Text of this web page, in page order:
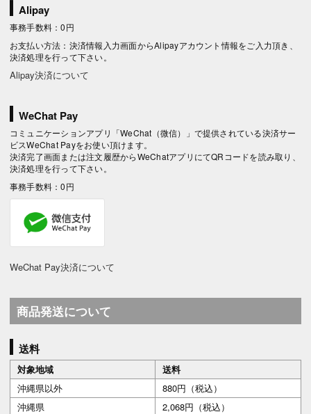
Alipay
事務手数料：0円
お支払い方法：決済情報入力画面からAlipayアカウント情報をご入力頂き、
決済処理を行って下さい。
Alipay決済について
WeChat Pay
コミュニケーションアプリ「WeChat（微信）」で提供されている決済サー
ビスWeChat Payをお使い頂けます。
決済完了画面または注文履歴からWeChatアプリにてQRコードを読み取り、
決済処理を行って下さい。
事務手数料：0円
WeChat Pay決済について
商品発送について
送料
対象地域
送料
沖縄県以外
880円（税込）
沖縄県
2,068円（税込）